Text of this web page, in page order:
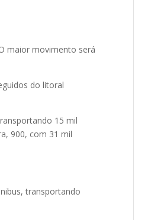
maior movimento será
do litoral
15 mil
900, com 31 mil
transportando